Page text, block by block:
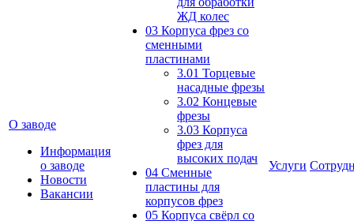
О заводе
Информация
о заводе
Новости
Вакансии
ЖД колес
03 Корпуса фрез со
сменными
пластинами
3.01 Торцевые
насадные фрезы
3.02 Концевые
фрезы
3.03 Корпуса
фрез для
высоких подач
04 Сменные
пластины для
корпусов фрез
05 Корпуса свёрл со
Услуги